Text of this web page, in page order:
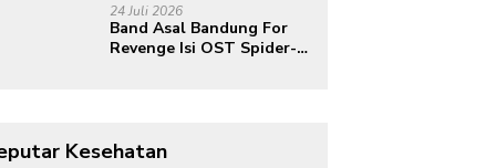
24 Juli 2026
Band Asal Bandung For
Revenge Isi OST Spider-
Kesehatan